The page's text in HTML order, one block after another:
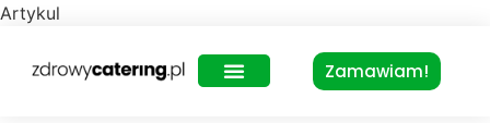
Artykul
Zamawiam!